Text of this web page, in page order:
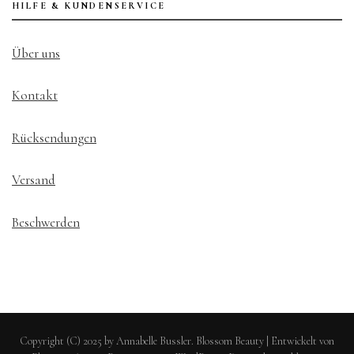
HILFE & KUNDENSERVICE
Über uns
Kontakt
Rücksendungen
Versand
Beschwerden
Copyright (C) 2025 by Annabelle Bussler. Blossom Beauty | Entwickelt von